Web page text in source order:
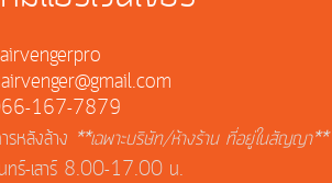
167-7879
รหลังล้าง **เฉพาะบริษัท/ห้างร้าน ที่อยู่ในสัญญา**
นทร์-เสาร์ 8.00-17.00 น.